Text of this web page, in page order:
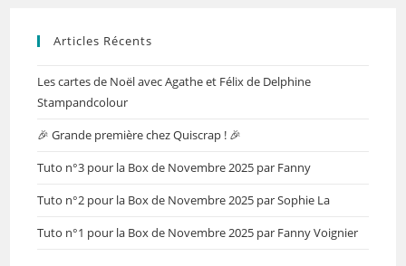
Articles Récents
Les cartes de Noël avec Agathe et Félix de Delphine
Stampandcolour
🎉 Grande première chez Quiscrap ! 🎉
Tuto n°3 pour la Box de Novembre 2025 par Fanny
Tuto n°2 pour la Box de Novembre 2025 par Sophie La
Tuto n°1 pour la Box de Novembre 2025 par Fanny Voignier